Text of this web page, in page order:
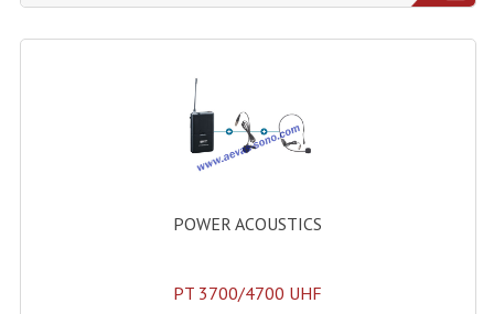
Portes Voix Mégaphones
Pupitre Pour Discours
Samplers, Échantillonneurs
Table Mixages Et Contrôleurs & Consoles
POWER ACOUSTICS
PT 3700/4700 UHF